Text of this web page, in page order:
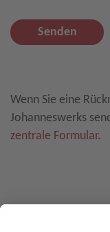
Senden
Wenn Sie eine
Johanneswerks
zentrale Formular.